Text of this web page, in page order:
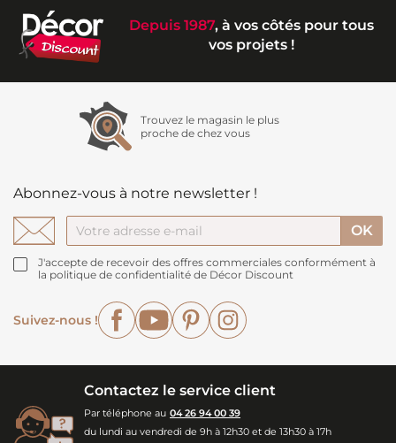
Depuis 1987, à vos côtés pour tous
vos projets !
Trouvez le magasin le plus
proche de chez vous
Abonnez-vous à notre newsletter !
J'accepte de recevoir des offres commerciales conformément à
la politique de confidentialité de Décor Discount
Suivez-nous !
FacebookYouTubePinterest
Contactez le service client
Par téléphone au 04 26 94 00 39
du lundi au vendredi de 9h à 12h30 et de 13h30 à 17h